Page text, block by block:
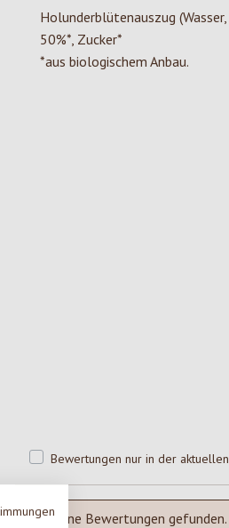
Holunderblütenauszug
50%*, Zucker*
*aus biologischem Anbau.
Bewertungen nur in der
Keine Bewertungen